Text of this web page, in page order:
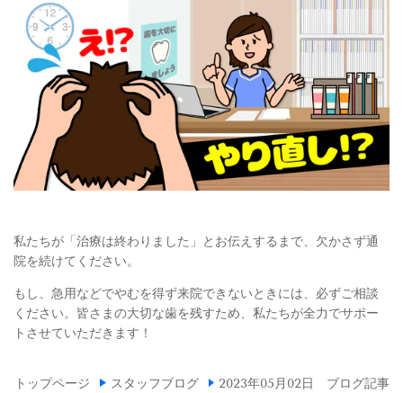
私たちが「治療は終わりました」とお伝えするまで、欠かさず通
院を続けてください。
もし、急用などでやむを得ず来院できないときには、必ずご相談
ください。皆さまの大切な歯を残すため、私たちが全力でサポー
トさせていただきます！
トップページ スタッフブログ 2023年05月02日 ブログ記事